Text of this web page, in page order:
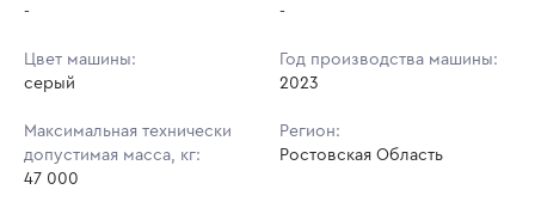
-
-
Цвет машины:
серый
Год производства машины:
2023
Максимальная технически
допустимая масса, кг:
47 000
Регион:
Ростовская Область